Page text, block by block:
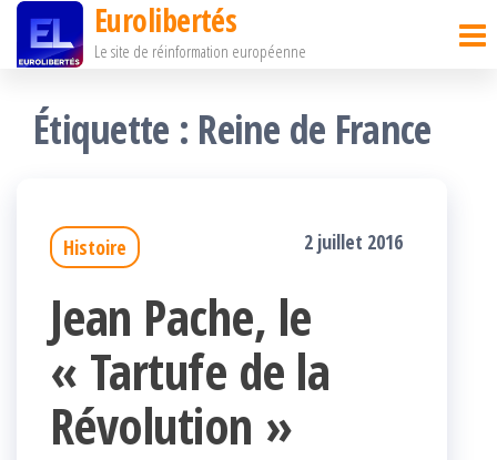
Passer
contenu
Eurolibertés
Le site de réinformation européenne
Étiquette : Reine de France
Histoire 2 juillet 2016
Jean Pache, le
« Tartufe de la
Révolution »